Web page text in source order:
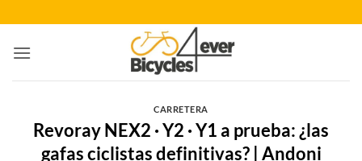
al
contenido
CARRETERA
Revoray NEX2 · Y2 · Y1 a prueba: ¿las
gafas ciclistas definitivas? | Andoni